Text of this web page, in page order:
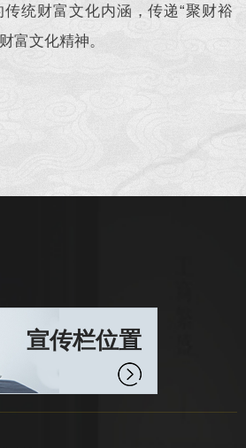
统财富文化内涵，传递“聚财裕
富文化精神。
宣传栏位置